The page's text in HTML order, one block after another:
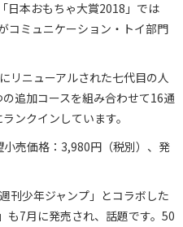
日本おもちゃ大賞2018」では
コミュニケーション・トイ部門
リニューアルされた七代目の人
追加コースを組み合わせて16通
ンクインしています。
売価格：3,980円（税別）、発
刊少年ジャンプ」とコラボした
も7月に発売され、話題です。50